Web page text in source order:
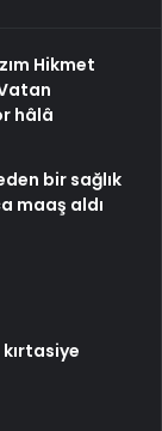
Hikmet
hâlâ
bir sağlık
maaş aldı